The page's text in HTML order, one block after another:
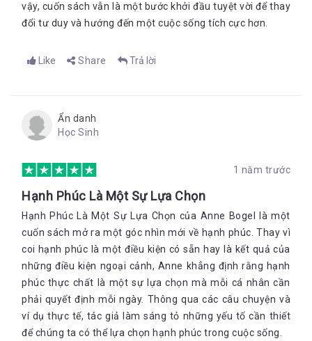
vậy, cuốn sách vẫn là một bước khởi đầu tuyệt vời để thay
đổi tư duy và hướng đến một cuộc sống tích cực hơn.
Like Share Trả lời
Ẩn danh
Học Sinh
1 năm trước
Hạnh Phúc Là Một Sự Lựa Chọn
Hạnh Phúc Là Một Sự Lựa Chọn của Anne Bogel là một
cuốn sách mở ra một góc nhìn mới về hạnh phúc. Thay vì
coi hạnh phúc là một điều kiện có sẵn hay là kết quả của
những điều kiện ngoại cảnh, Anne khẳng định rằng hạnh
phúc thực chất là một sự lựa chọn mà mỗi cá nhân cần
phải quyết định mỗi ngày. Thông qua các câu chuyện và
ví dụ thực tế, tác giả làm sáng tỏ những yếu tố cần thiết
để chúng ta có thể lựa chọn hạnh phúc trong cuộc sống.